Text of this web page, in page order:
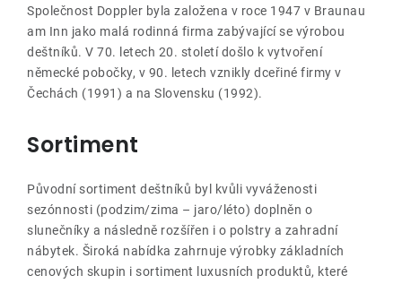
Gastro produkty
Kolekce
Prodávané značky
Klub výhod
Naše katalogy
Společnost Doppler byla založena v roce 1947 v Braunau
am Inn jako malá rodinná firma zabývající se výrobou
deštníků. V 70. letech 20. století došlo k vytvoření
německé pobočky, v 90. letech vznikly dceřiné firmy v
Čechách (1991) a na Slovensku (1992).
Sortiment
Původní sortiment deštníků byl kvůli vyváženosti
sezónnosti (podzim/zima – jaro/léto) doplněn o
slunečníky a následně rozšířen i o polstry a zahradní
nábytek. Široká nabídka zahrnuje výrobky základních
cenových skupin i sortiment luxusních produktů, které